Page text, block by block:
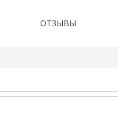
ОТЗЫВЫ